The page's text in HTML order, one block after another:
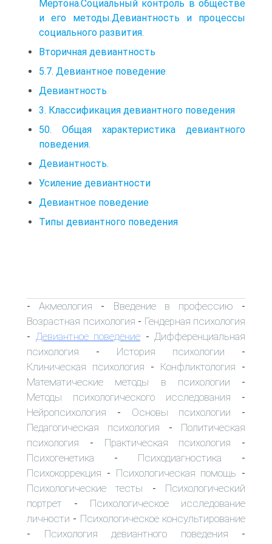
Мертона.Социальный контроль в обществе
и его методы.Девиантность и процессы
социального развития.
Вторичная девиантность
5.7. Девиантное поведение
Девиантность
3. Классификация девиантного поведения
50. Общая характеристика девиантного
поведения.
Девиантность.
Усиление девиантности
Девиантное поведение
Типы девиантного поведения
-Акмеология - Введение в профессию -
Возрастная психология - Гендерная психология
- Девиантное поведение - Дифференциальная
психология - История психологии -
Клиническая психология - Конфликтология -
Математические методы в психологии -
Методы психологического исследования -
Нейропсихология - Основы психологии -
Педагогическая психология - Политическая
психология - Практическая психология -
Психогенетика - Психодиагностика -
Психокоррекция - Психологическая помощь -
Психологические тесты - Психологический
портрет - Психологическое исследование
личности - Психологическое консультирование
- Психология девиантного поведения -